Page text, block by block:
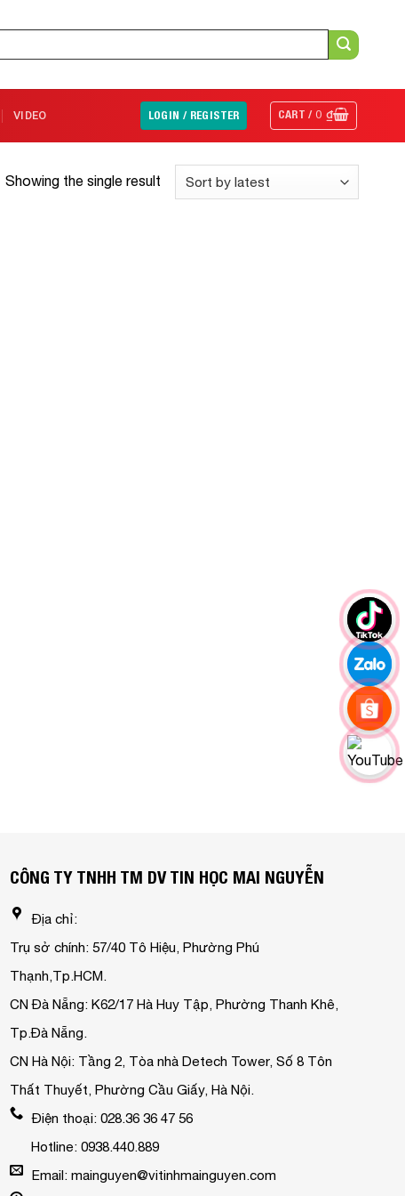
VIDEO LOGIN / REGISTER CART /0₫
Showing the single result
CÔNG TY TNHH TM DV TIN HỌC MAI NGUYỄN
Địa chỉ:
Trụ sở chính: 57/40 Tô Hiệu, Phường Phú
Thạnh,Tp.HCM.
CN Đà Nẵng: K62/17 Hà Huy Tập, Phường Thanh Khê,
Tp.Đà Nẵng.
CN Hà Nội: Tầng 2, Tòa nhà Detech Tower, Số 8 Tôn
Thất Thuyết, Phường Cầu Giấy, Hà Nội.
Điện thoại: 028.36 36 47 56
Hotline: 0938.440.889
Email: mainguyen@vitinhmainguyen.com